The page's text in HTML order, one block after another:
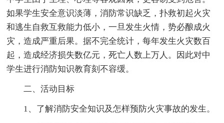
如果学生安全意识淡薄，消防常识缺乏，扑救初起火灾
和逃生自救互救能力低小，一旦发生火情，势必酿成火
灾，造成严重后果。据不完全统计，每年发生火灾数百
起，造成经济损失数亿元，死亡人数上万人。因此对中
学生进行消防知识教育刻不容缓。
二、活动目标
1、了解消防安全知识及怎样预防火灾事故的发生。